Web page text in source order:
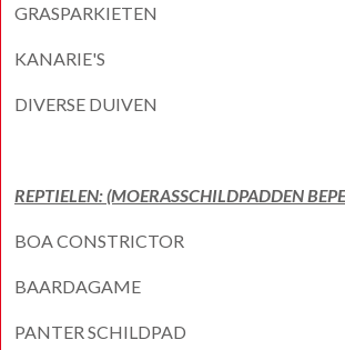
GRASPARKIETEN
KANARIE'S
DIVERSE DUIVEN
REPTIELEN: (MOERASSCHILDPADDEN
BOA CONSTRICTOR
BAARDAGAME
PANTER SCHILDPAD